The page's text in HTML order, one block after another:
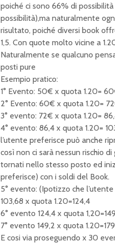
poiché ci sono 66% di
possibilità),ma naturalmente
risultato, poiché diversi book
1,5. Con quote molto vicine a
Naturalmente se qualcuno
posti pure
Esempio pratico:
1° Evento: 50€ x quota 1.20=
2° Evento: 60€ x quota 1.20=
3° evento: 72€ x quota 1.20=
4° evento: 86,4 x quota 1.20=
l’utente preferisce può anche
così non ci sarà nessun rischio
tornati nello stesso posto ed
preferisce) con i soldi del Book.
5° evento: (Ipotizzo che
103,68 x quota 1.20=124,4
6° evento 124,4 x quota
7° evento 149,2 x quota
E cosi via proseguendo x 30